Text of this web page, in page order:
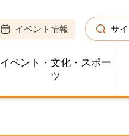
イベント情報 サ
イベント・文化・スポー
ツ